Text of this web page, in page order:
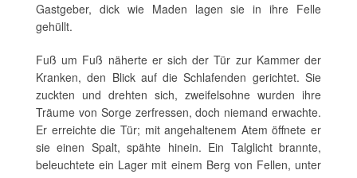
Gastgeber, dick wie Maden lagen sie in ihre Felle
gehüllt.
Fuß um Fuß näherte er sich der Tür zur Kammer der
Kranken, den Blick auf die Schlafenden gerichtet. Sie
zuckten und drehten sich, zweifelsohne wurden ihre
Träume von Sorge zerfressen, doch niemand erwachte.
Er erreichte die Tür; mit angehaltenem Atem öffnete er
sie einen Spalt, spähte hinein. Ein Talglicht brannte,
beleuchtete ein Lager mit einem Berg von Fellen, unter